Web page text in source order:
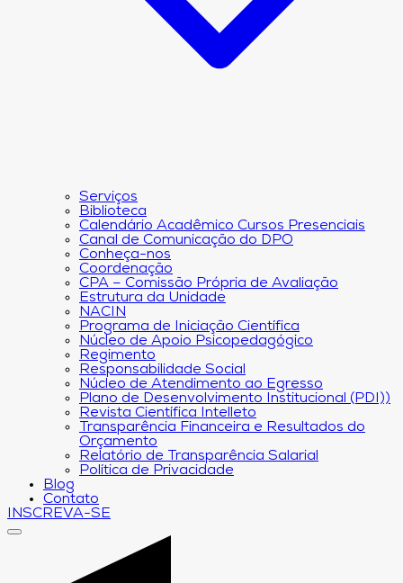
Serviços
Biblioteca
Calendário Acadêmico Cursos Presenciais
Canal de Comunicação do DPO
Conheça-nos
Coordenação
CPA – Comissão Própria de Avaliação
Estrutura da Unidade
NACIN
Programa de Iniciação Científica
Núcleo de Apoio Psicopedagógico
Regimento
Responsabilidade Social
Núcleo de Atendimento ao Egresso
Plano de Desenvolvimento Institucional (PDI))
Revista Científica Intelleto
Transparência Financeira e Resultados do
Orçamento
Relatório de Transparência Salarial
Política de Privacidade
Blog
Contato
INSCREVA-SE